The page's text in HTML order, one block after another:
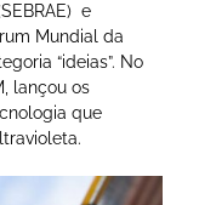
e
Mundial da
“ideias”. No
lançou os
que